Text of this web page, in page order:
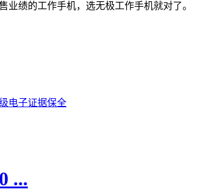
业绩的工作手机，选无极工作手机就对了。
电子证据保全
...